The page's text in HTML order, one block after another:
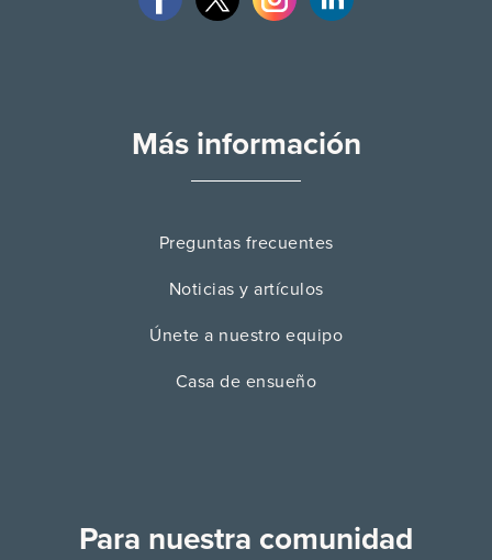
Más información
Preguntas frecuentes
Noticias y artículos
Únete a nuestro equipo
Casa de ensueño
Para nuestra comunidad